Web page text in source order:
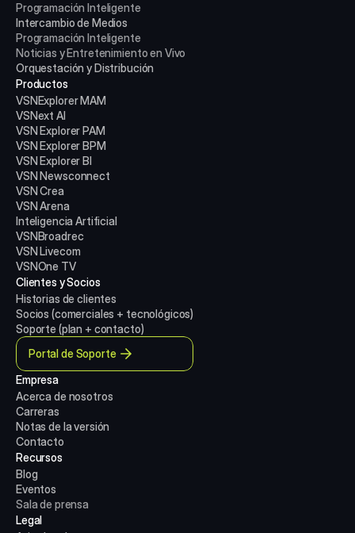
Programación Inteligente
Intercambio de Medios
Programación Inteligente
Noticias y Entretenimiento en Vivo
Orquestación y Distribución
Productos
VSNExplorer MAM
VSNext AI
VSN Explorer PAM
VSN Explorer BPM
VSN Explorer BI
VSN Newsconnect
VSN Crea
VSN Arena
Inteligencia Artificial
VSNBroadrec
VSN Livecom
VSNOne TV
Clientes y Socios
Historias de clientes
Socios (comerciales + tecnológicos)
Soporte (plan + contacto)
Portal de Soporte
Empresa
Acerca de nosotros
Carreras
Notas de la versión
Contacto
Recursos
Blog
Eventos
Sala de prensa
Legal